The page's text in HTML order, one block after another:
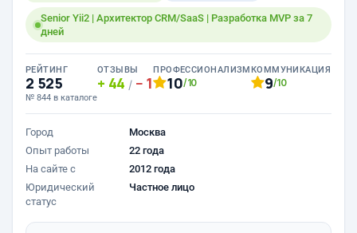
Senior Yii2 | Архитектор CRM/SaaS | Разработка MVP за 7
дней
РЕЙТИНГ
2 525
№ 844 в каталоге
ОТЗЫВЫ
44 / 1
ПРОФЕССИОНАЛИЗМ
10/10
КОММУНИКАЦИЯ
9/10
Город
Москва
Опыт работы
22 года
На сайте с
2012 года
Юридический
статус
Частное лицо